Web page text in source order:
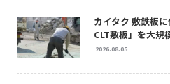
カイタク 敷鉄板
CLT敷板」を大規
2026.08.05